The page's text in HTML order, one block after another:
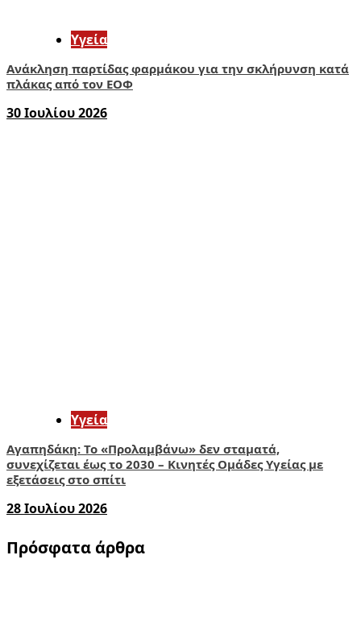
Υγεία
Ανάκληση παρτίδας φαρμάκου για την σκλήρυνση κατά
πλάκας από τον ΕΟΦ
30 Ιουλίου 2026
Υγεία
Αγαπηδάκη: Το «Προλαμβάνω» δεν σταματά,
συνεχίζεται έως το 2030 – Κινητές Ομάδες Υγείας με
εξετάσεις στο σπίτι
28 Ιουλίου 2026
Πρόσφατα άρθρα